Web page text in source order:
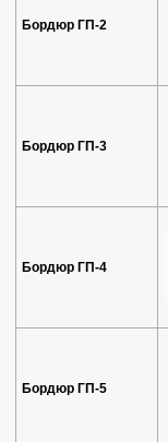
Бордюр ГП-2
Бордюр ГП-3
Бордюр ГП-4
Бордюр ГП-5